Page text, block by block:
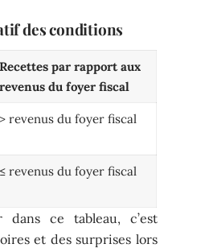
des conditions
Recettes par rapport aux
revenus du foyer fiscal
> revenus du foyer fiscal
≤ revenus du foyer fiscal
ce tableau, c’est
et des surprises lors